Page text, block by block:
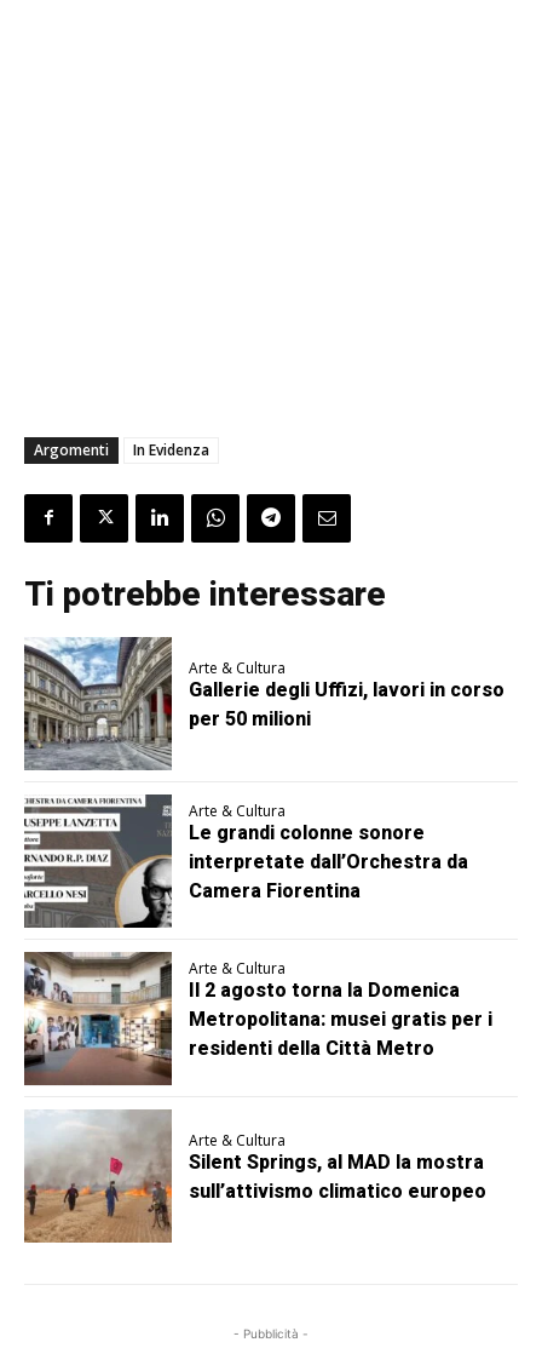
Argomenti In Evidenza
Ti potrebbe interessare
Arte & Cultura
Gallerie degli Uffizi, lavori in corso
per 50 milioni
Arte & Cultura
Le grandi colonne sonore
interpretate dall’Orchestra da
Camera Fiorentina
Arte & Cultura
Il 2 agosto torna la Domenica
Metropolitana: musei gratis per i
residenti della Città Metro
Arte & Cultura
Silent Springs, al MAD la mostra
sull’attivismo climatico europeo
- Pubblicità -